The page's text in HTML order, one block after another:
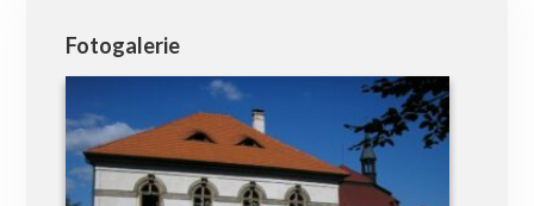
Fotogalerie